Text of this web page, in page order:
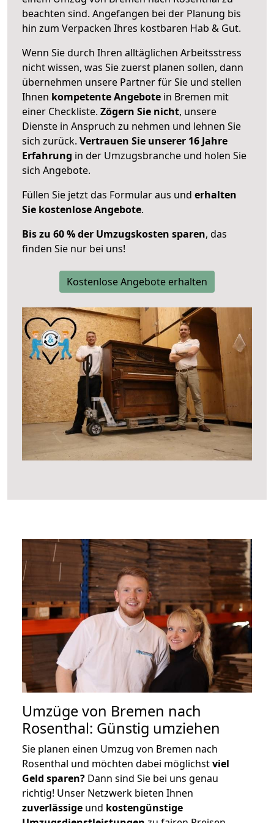
beachten sind. Angefangen bei der Planung bis
hin zum Verpacken Ihres kostbaren Hab & Gut.
Wenn Sie durch Ihren alltäglichen Arbeitsstress
nicht wissen, was Sie zuerst planen sollen, dann
übernehmen unsere Partner für Sie und stellen
Ihnen kompetente Angebote in Bremen mit
einer Checkliste. Zögern Sie nicht, unsere
Dienste in Anspruch zu nehmen und lehnen Sie
sich zurück. Vertrauen Sie unserer 16 Jahre
Erfahrung in der Umzugsbranche und holen Sie
sich Angebote.
Füllen Sie jetzt das Formular aus und erhalten
Sie kostenlose Angebote.
Bis zu 60 % der Umzugskosten sparen, das
finden Sie nur bei uns!
Kostenlose Angebote erhalten
Umzüge von Bremen nach
Rosenthal: Günstig umziehen
Sie planen einen Umzug von Bremen nach
Rosenthal und möchten dabei möglichstviel
Geld sparen? Dann sind Sie bei uns genau
richtig! Unser Netzwerk bieten Ihnen
zuverlässige und kostengünstige